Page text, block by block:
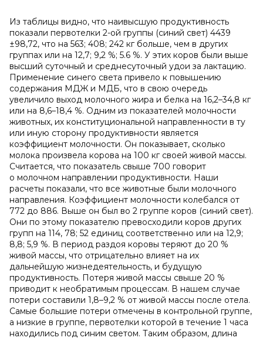
Из таблицы видно, что наивысшую продуктивность
показали первотелки 2-ой группы (синий свет) 4439
±98,72, что на 563; 408; 242 кг больше, чем в других
группах или на 12,7; 9,2 %; 5.6 %. У этих коров были выше
высший суточный и среднесуточный удои за лактацию.
Применение синего света привело к повышению
содержания МДЖ и МДБ, что в свою очередь
увеличило выход молочного жира и белка на 16,2–34,8 кг
или на 8,6–18,4 %. Одним из показателей молочности
животных, их конституциональной направленности в ту
или иную сторону продуктивности является
коэффициент молочности. Он показывает, сколько
молока произвела корова на 100 кг своей живой массы.
Считается, что показатель свыше 700 говорит
о молочном направлении продуктивности. Наши
расчеты показали, что все животные были молочного
направления. Коэффициент молочности колебался от
772 до 886. Выше он был во 2 группе коров (синий свет).
Они по этому показателю превосходили коров других
групп на 114, 78; 52 единиц соответственно или на 12,9;
8,8; 5,9 %. В период раздоя коровы теряют до 20 %
живой массы, что отрицательно влияет на их
дальнейшую жизнедеятельность, и будущую
продуктивность. Потеря живой массы свыше 20 %
приводит к необратимым процессам. В нашем случае
потери составили 1,8–9,2 % от живой массы после отела.
Самые большие потери отмечены в контрольной группе,
а низкие в группе, первотелки которой в течение 1 часа
находились под синим светом. Таким образом, длина